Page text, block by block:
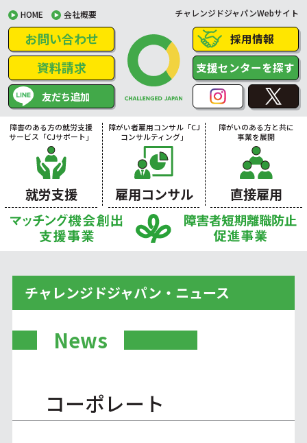
HOME 会社概要 チャレンジドジャパンWebサイト
お問い合わせ
資料請求
友だち追加
採用情報
支援センターを探す
障害のある方の就労支援
サービス「CJサポート」
就労支援
障がい者雇用コンサル「CJ
コンサルティング」
雇用コンサル
障がいのある方と共に
事業を展開
直接雇用
チャレンジドジャパン・ニュース
News
コーポレート